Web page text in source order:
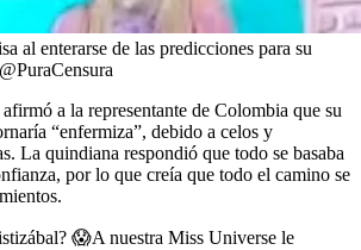
al enterarse de las predicciones para su
a la representante de Colombia que su
“enfermiza”, debido a celos y
La quindiana respondió que todo se basaba
por lo que creía que todo el camino se
😱A nuestra Miss Universe le